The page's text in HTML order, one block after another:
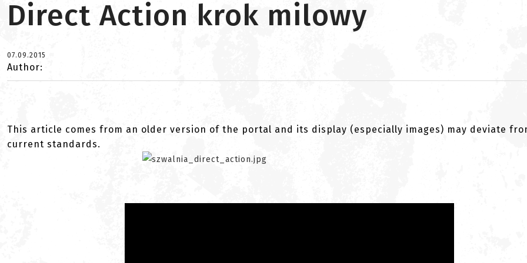
Direct Action krok milowy
07.09.2015
Author:
This article comes from an older version of the portal and its display (especially images) may deviate
current standards.